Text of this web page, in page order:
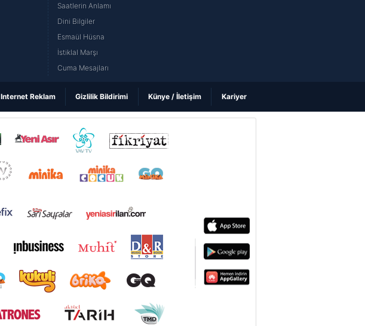
Saatlerin Anlamı
Dini Bilgiler
Esmaül Hüsna
İstiklal Marşı
Cuma Mesajları
Internet Reklam Gizlilik Bildirimi Künye / İletişim Kariyer